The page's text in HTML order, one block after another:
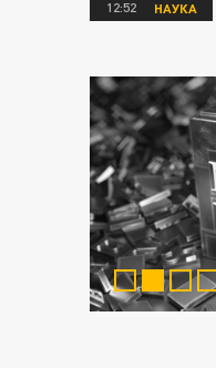
12:52 НАУКА